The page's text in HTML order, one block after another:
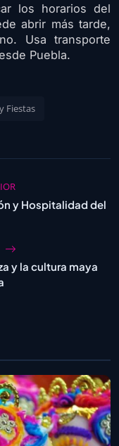
los horarios del
abrir más tarde,
Usa transporte
Puebla.
Fiestas
y Hospitalidad del
y la cultura maya